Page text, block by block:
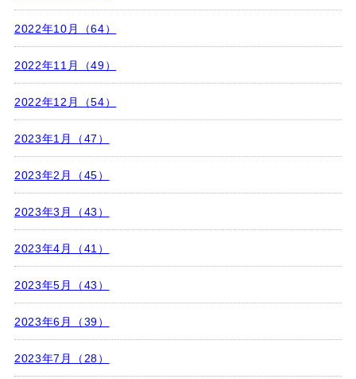
2022年10月（64）
2022年11月（49）
2022年12月（54）
2023年1月（47）
2023年2月（45）
2023年3月（43）
2023年4月（41）
2023年5月（43）
2023年6月（39）
2023年7月（28）